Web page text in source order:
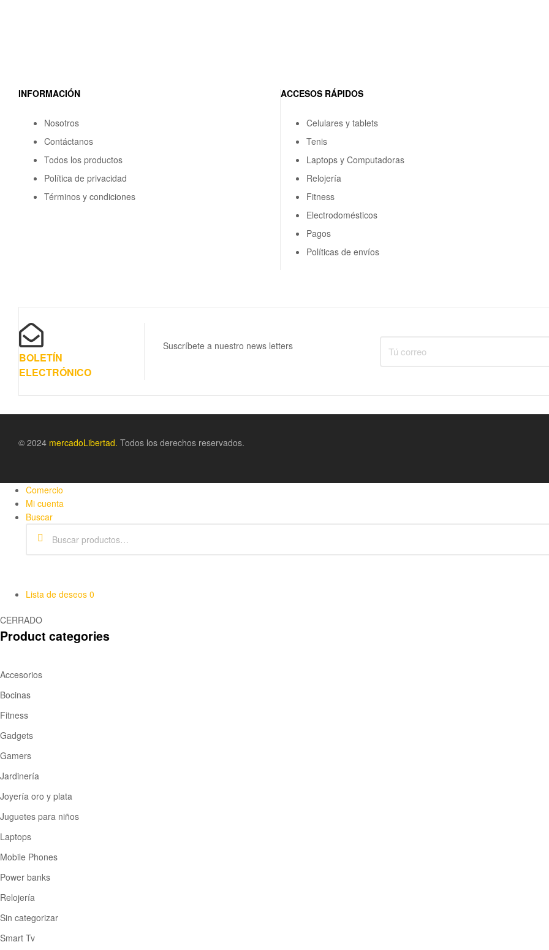
INFORMACIÓN
Nosotros
Contáctanos
Todos los productos
Política de privacidad
Términos y condiciones
ACCESOS RÁPIDOS
Celulares y tablets
Tenis
Laptops y Computadoras
Relojería
Fitness
Electrodomésticos
Pagos
Políticas de envíos
BOLETÍN
ELECTRÓNICO
Suscríbete a nuestro news letters
© 2024 mercadoLibertad. Todos los derechos reservados.
Comercio
Mi cuenta
Buscar
Lista de deseos 0
CERRADO
Product categories
Accesorios
Bocinas
Fitness
Gadgets
Gamers
Jardinería
Joyería oro y plata
Juguetes para niños
Laptops
Mobile Phones
Power banks
Relojería
Sin categorizar
Smart Tv